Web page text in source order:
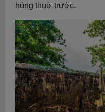
hùng thuở trước.